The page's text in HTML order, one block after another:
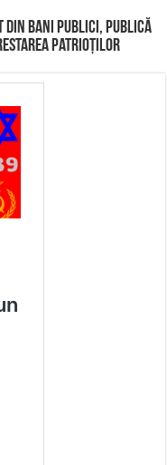
bani publici, publică
patrioților